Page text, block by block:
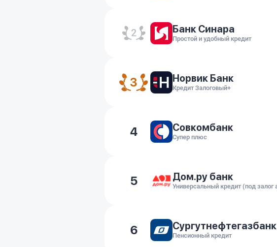
Банк Синара
Простой и удобный кредит
Норвик Банк
Кредит Залоговый+
4 Совкомбанк
Супер плюс
5 Дом.ру банк
6 Сургутнефтегазбанк
Пенсионный кредит